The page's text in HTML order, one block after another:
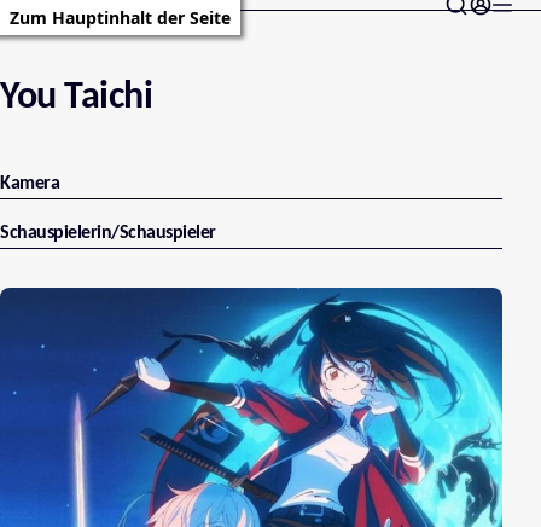
Zum Hauptinhalt der Seite
You Taichi
Kamera
Schauspielerin/Schauspieler